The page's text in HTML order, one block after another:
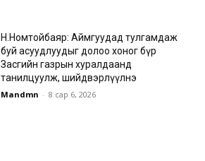
Н.Номтойбаяр: Аймгуудад тулгамдаж
буй асуудлуудыг долоо хоног бүр
Засгийн газрын хуралдаанд
танилцуулж, шийдвэрлүүлнэ
Mandmn - 8 сар 6, 2026